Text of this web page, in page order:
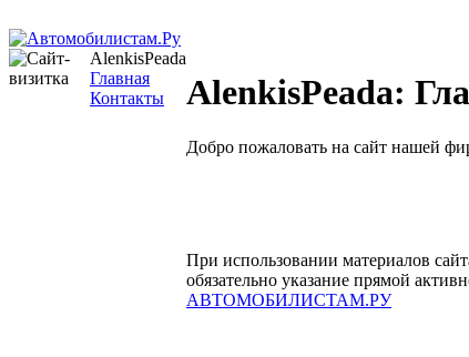
AlenkisPeada
Главная
Контакты
AlenkisPeada:
Добро пожаловать на сайт нашей
При использовании материалов
обязательно указание прямой
АВТОМОБИЛИСТАМ.РУ